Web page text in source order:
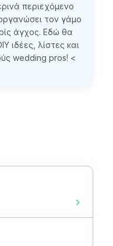
περιεχόμενο
τον γάμο
άγχος. Εδώ θα
ιδέες, λίστες και
wedding pros! <